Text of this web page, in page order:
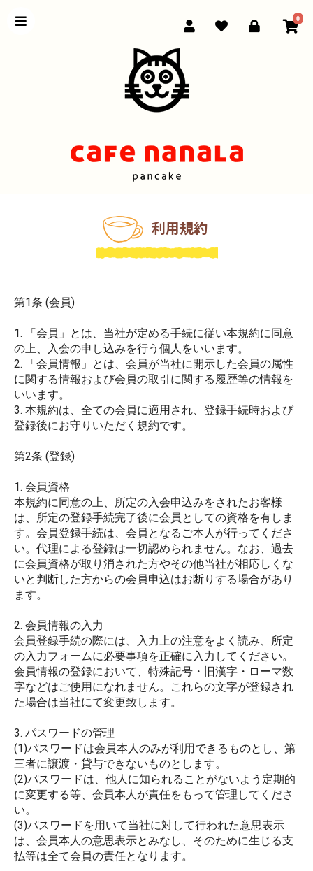
0
利用規約
第1条 (会員)
1. 「会員」とは、当社が定める手続に従い本規約に同意
の上、入会の申し込みを行う個人をいいます。
2. 「会員情報」とは、会員が当社に開示した会員の属性
に関する情報および会員の取引に関する履歴等の情報を
いいます。
3. 本規約は、全ての会員に適用され、登録手続時および
登録後にお守りいただく規約です。
第2条 (登録)
1. 会員資格
本規約に同意の上、所定の入会申込みをされたお客様
は、所定の登録手続完了後に会員としての資格を有しま
す。会員登録手続は、会員となるご本人が行ってくださ
い。代理による登録は一切認められません。なお、過去
に会員資格が取り消された方やその他当社が相応しくな
いと判断した方からの会員申込はお断りする場合があり
ます。
2. 会員情報の入力
会員登録手続の際には、入力上の注意をよく読み、所定
の入力フォームに必要事項を正確に入力してください。
会員情報の登録において、特殊記号・旧漢字・ローマ数
字などはご使用になれません。これらの文字が登録され
た場合は当社にて変更致します。
3. パスワードの管理
(1)パスワードは会員本人のみが利用できるものとし、第
三者に譲渡・貸与できないものとします。
(2)パスワードは、他人に知られることがないよう定期的
に変更する等、会員本人が責任をもって管理してくださ
い。
(3)パスワードを用いて当社に対して行われた意思表示
は、会員本人の意思表示とみなし、そのために生じる支
払等は全て会員の責任となります。